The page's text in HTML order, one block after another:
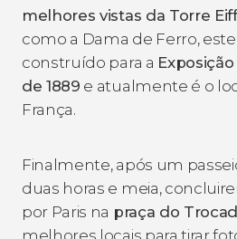
melhores vistas da Torre
como a Dama de Ferro,
construído para a
de 1889 e atualmente é o
França.
Finalmente, após um
duas horas e meia,
por Paris na praça do
melhores locais para tirar